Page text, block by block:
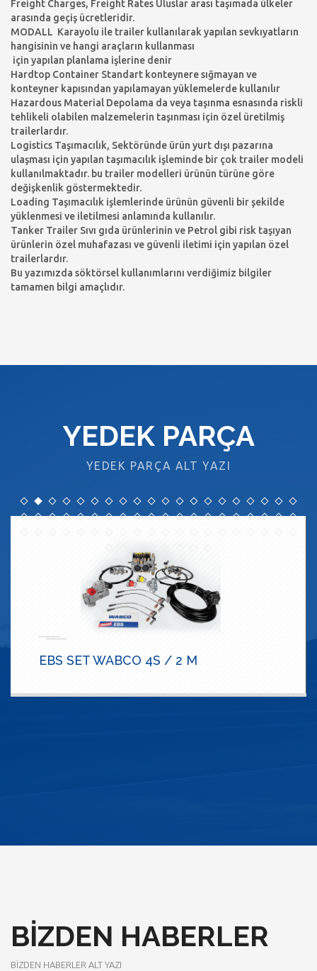
Freight Charges, Freight Rates Uluslar arası taşımada ülkeler
arasında geçiş ücretleridir.
MODALL Karayolu ile trailer kullanılarak yapılan sevkıyatların
hangisinin ve hangi araçların kullanması
için yapılan planlama işlerine denir
Hardtop Container Standart konteynere sığmayan ve
konteyner kapısından yapılamayan yüklemelerde kullanılır
Hazardous Material Depolama da veya taşınma esnasında riskli
tehlikeli olabilen malzemelerin taşınması için özel üretilmiş
trailerlardır.
Logistics Taşımacılık, Sektöründe ürün yurt dışı pazarına
ulaşması için yapılan taşımacılık işleminde bir çok trailer modeli
kullanılmaktadır. bu trailer modelleri ürünün türüne göre
değişkenlik göstermektedir.
Loading Taşımacılık işlemlerinde ürünün güvenli bir şekilde
yüklenmesi ve iletilmesi anlamında kullanılır.
Tanker Trailer Sıvı gıda ürünlerinin ve Petrol gibi risk taşıyan
ürünlerin özel muhafazası ve güvenli iletimi için yapılan özel
trailerlardır.
Bu yazımızda söktörsel kullanımlarını verdiğimiz bilgiler
tamamen bilgi amaçlıdır.
YEDEK PARÇA
YEDEK PARÇA ALT YAZI
ABS COMPACT SET WABCO
BIZDEN HABERLER
BIZDEN HABERLER ALT YAZI